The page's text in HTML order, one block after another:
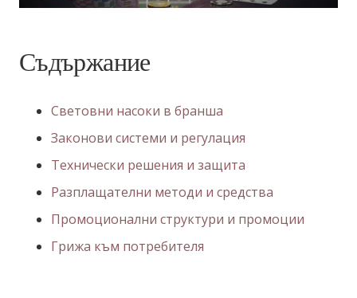
Съдържание
Световни насоки в бранша
Законови системи и регулация
Технически решения и защита
Разплащателни методи и средства
Промоционални структури и промоции
Грижа към потребителя